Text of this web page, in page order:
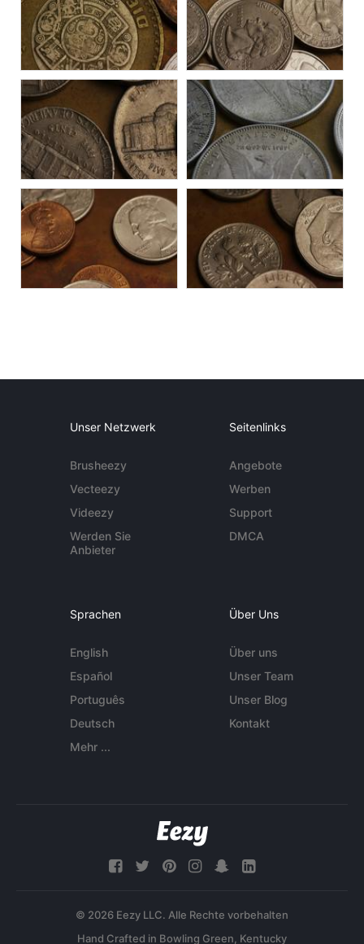
Unser Netzwerk
Brusheezy
Vecteezy
Videezy
Werden Sie
Anbieter
Seitenlinks
Angebote
Werben
Support
DMCA
Sprachen
English
Español
Português
Deutsch
Mehr ...
Über Uns
Über uns
Unser Team
Unser Blog
Kontakt
© 2026 Eezy LLC. Alle Rechte vorbehalten